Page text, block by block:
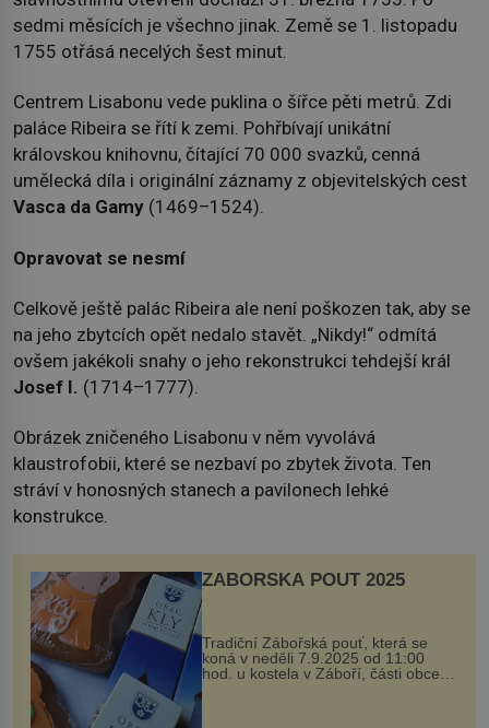
sedmi měsících je všechno jinak. Země se 1. listopadu
1755 otřásá necelých šest minut.
Centrem Lisabonu vede puklina o šířce pěti metrů. Zdi
paláce Ribeira se řítí k zemi. Pohřbívají unikátní
královskou knihovnu, čítající 70 000 svazků, cenná
umělecká díla i originální záznamy z objevitelských cest
Vasca da Gamy (1469–1524).
Opravovat se nesmí
Celkově ještě palác Ribeira ale není poškozen tak, aby se
na jeho zbytcích opět nedalo stavět. „Nikdy!“ odmítá
ovšem jakékoli snahy o jeho rekonstrukci tehdejší král
Josef I. (1714–1777).
Obrázek zničeného Lisabonu v něm vyvolává
klaustrofobii, které se nezbaví po zbytek života. Ten
stráví v honosných stanech a pavilonech lehké
konstrukce.
ZÁBOŘSKÁ POUŤ 2025
Tradiční Zábořská pouť, která se
koná v neděli 7.9.2025 od 11:00
hod. u kostela v Záboří, části obce
Kly u Mělníka. V programu naleznete
komentovanou prohlídku kostela,